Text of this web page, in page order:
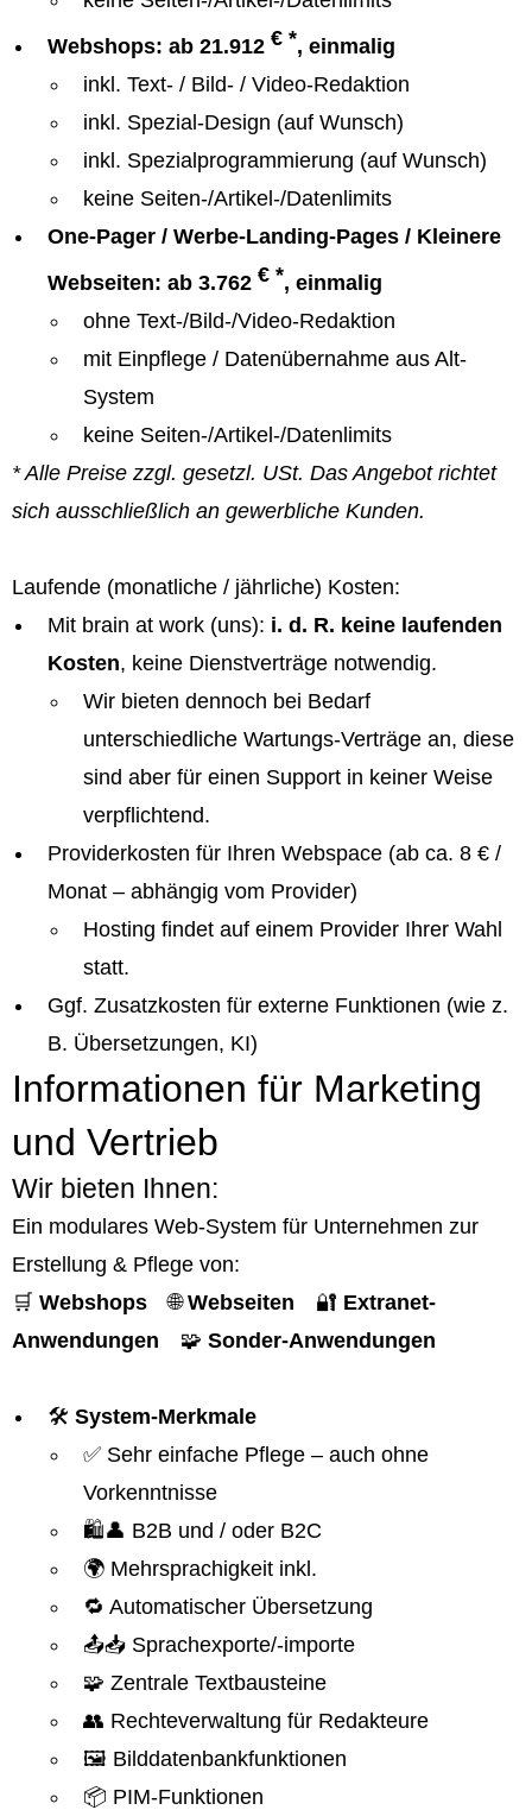
Webshops: ab 21.912 € *, einmalig
inkl. Text- / Bild- / Video-Redaktion
inkl. Spezial-Design (auf Wunsch)
inkl. Spezialprogrammierung (auf Wunsch)
keine Seiten-/Artikel-/Datenlimits
One-Pager / Werbe-Landing-Pages / Kleinere
Webseiten: ab 3.762 € *, einmalig
ohne Text-/Bild-/Video-Redaktion
mit Einpflege / Datenübernahme aus Alt-
System
keine Seiten-/Artikel-/Datenlimits
* Alle Preise zzgl. gesetzl. USt. Das Angebot richtet
sich ausschließlich an gewerbliche Kunden.
Laufende (monatliche / jährliche) Kosten:
Mit brain at work (uns): i. d. R. keine laufenden
Kosten, keine Dienstverträge notwendig.
Wir bieten dennoch bei Bedarf
unterschiedliche Wartungs-Verträge an, diese
sind aber für einen Support in keiner Weise
verpflichtend.
Providerkosten für Ihren Webspace (ab ca. 8 € /
Monat – abhängig vom Provider)
Hosting findet auf einem Provider Ihrer Wahl
statt.
Ggf. Zusatzkosten für externe Funktionen (wie z.
B. Übersetzungen, KI)
Informationen für Marketing
und Vertrieb
Wir bieten Ihnen:
Ein modulares Web-System für Unternehmen zur
Erstellung & Pflege von:
🛒 Webshops 🌐Webseiten 🔐 Extranet-
Anwendungen 🧩 Sonder-Anwendungen
🛠️ System-Merkmale
✅ Sehr einfache Pflege – auch ohne
Vorkenntnisse
🛍️👤 B2B und / oder B2C
🌍 Mehrsprachigkeit inkl.
🔁 Automatischer Übersetzung
📤📥 Sprachexporte/-importe
🧩 Zentrale Textbausteine
👥 Rechteverwaltung für Redakteure
🖼️ Bilddatenbankfunktionen
📦 PIM-Funktionen